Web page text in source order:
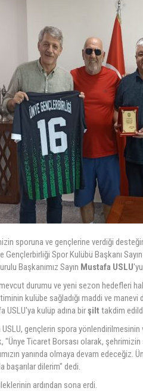
sporuna ve gençlerine verdiği
Gençlerbirliği Spor Kulübü Başkanı Sayın
Başkanımız Sayın Mustafa USLU
durumu ve yeni sezon hedefleri
kulübe sağladığı maddi ve
USLU'ya kulüp adına birşilt takdim
USLU, gençlerin spora
"Ünye Ticaret Borsası olarak,
yanında olmaya devam edeceğiz.
başarılar dilerim" dedi.
ardından sona erdi.